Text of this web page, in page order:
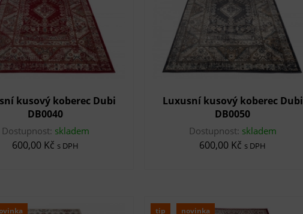
kusový koberec Dubi
DB0040
Dostupnost: skladem
600,00 Kč s DPH
Luxusní kusový koberec Dubi
DB0050
Dostupnost: skladem
600,00 Kč s DPH
tip novinka